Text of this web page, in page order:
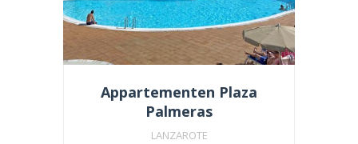
Appartementen Plaza
Palmeras
LANZAROTE